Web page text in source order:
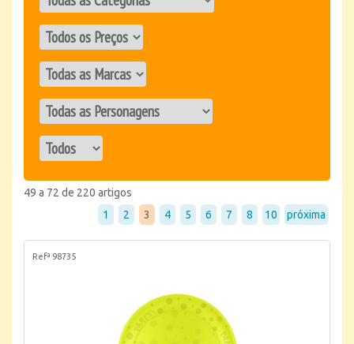
49 a 72 de 220 artigos
1
2 3 4 5 6 7 8 10 próxima
Refª 98735